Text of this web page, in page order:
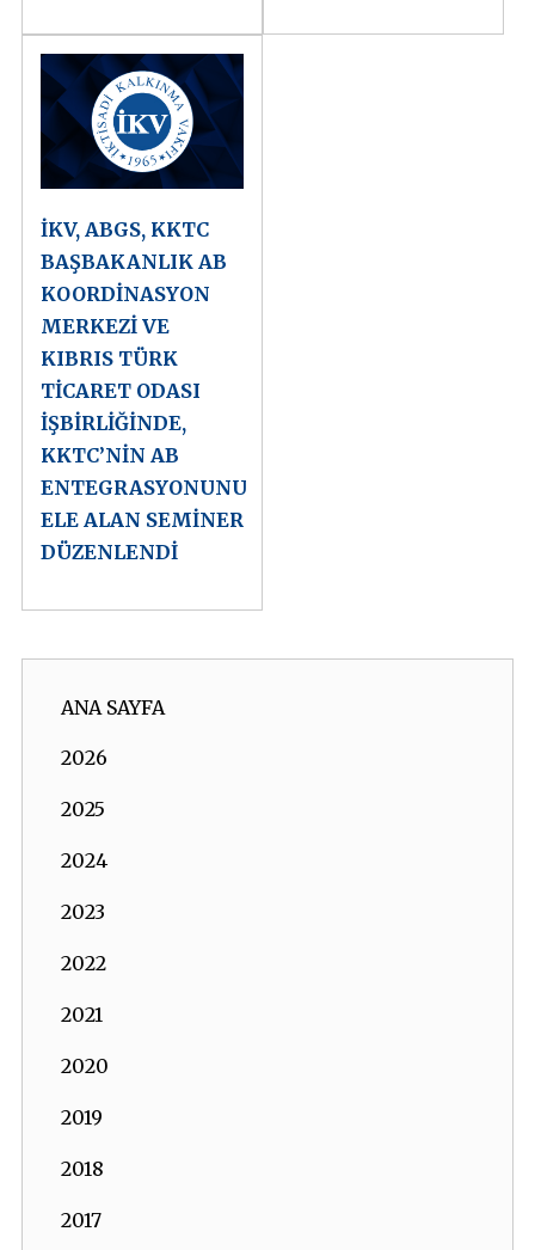
İKV, ABGS, KKTC
BAŞBAKANLIK AB
KOORDİNASYON
MERKEZİ VE
KIBRIS TÜRK
TİCARET ODASI
İŞBİRLİĞİNDE,
KKTC’NİN AB
ENTEGRASYONUNU
ELE ALAN SEMİNER
DÜZENLENDİ
ANA SAYFA
2026
2025
2024
2023
2022
2021
2020
2019
2018
2017